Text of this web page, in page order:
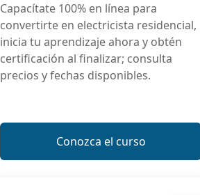
Capacítate 100% en línea para
convertirte en electricista residencial,
inicia tu aprendizaje ahora y obtén
certificación al finalizar; consulta
precios y fechas disponibles.
Conozca el curso